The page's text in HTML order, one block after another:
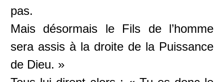
pas.
Mais désormais le Fils de l’homme
sera assis à la droite de la Puissance
de Dieu. »